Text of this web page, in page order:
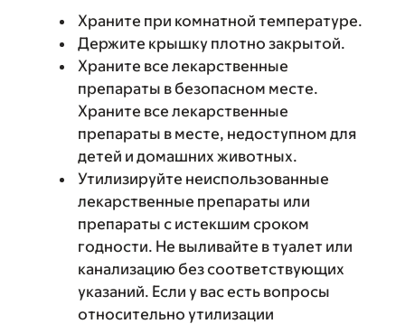
Храните при комнатной температуре.
Держите крышку плотно закрытой.
Храните все лекарственные
препараты в безопасном месте.
Храните все лекарственные
препараты в месте, недоступном для
детей и домашних животных.
Утилизируйте неиспользованные
лекарственные препараты или
препараты с истекшим сроком
годности. Не выливайте в туалет или
канализацию без соответствующих
указаний. Если у вас есть вопросы
относительно утилизации